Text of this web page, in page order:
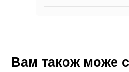
Вам також може